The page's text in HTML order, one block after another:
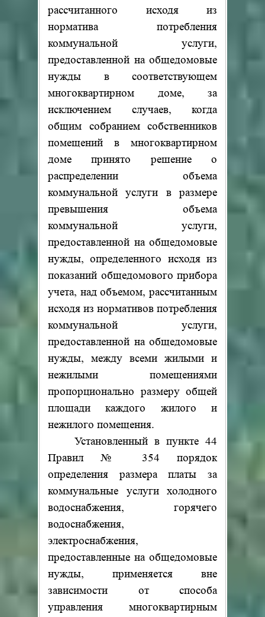
рассчитанного исходя из
норматива потребления
коммунальной услуги,
предоставленной на общедомовые
нужды в соответствующем
многоквартирном доме, за
исключением случаев, когда
общим собранием собственников
помещений в многоквартирном
доме принято решение о
распределении объема
коммунальной услуги в размере
превышения объема
коммунальной услуги,
предоставленной на общедомовые
нужды, определенного исходя из
показаний общедомового прибора
учета, над объемом, рассчитанным
исходя из нормативов потребления
коммунальной услуги,
предоставленной на общедомовые
нужды, между всеми жилыми и
нежилыми помещениями
пропорционально размеру общей
площади каждого жилого и
нежилого помещения.
Установленный в пункте 44
Правил № 354 порядок
определения размера платы за
коммунальные услуги холодного
водоснабжения, горячего
водоснабжения,
электроснабжения,
предоставленные на общедомовые
нужды, применяется вне
зависимости от способа
управления многоквартирным